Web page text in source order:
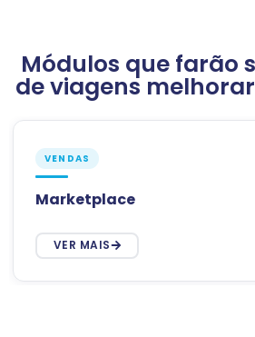
Módulos que farão
de viagens
VENDAS
Marketplace
VER MAIS